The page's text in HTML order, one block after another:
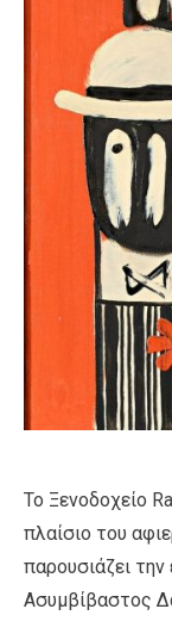
Το Ξενοδοχείο
πλαίσιο του
παρουσιάζει
Ασυμβίβαστος